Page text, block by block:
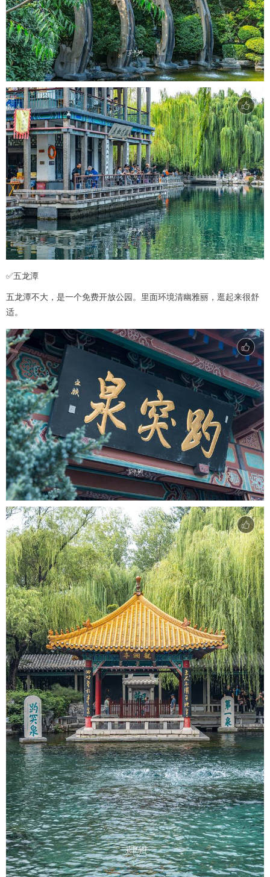
✅五龙潭
五龙潭不大，是一个免费开放公园。里面环境清幽雅丽，逛起来很舒
适。